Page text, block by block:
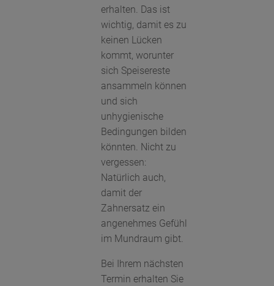
erhalten. Das ist
wichtig, damit es zu
keinen Lücken
kommt, worunter
sich Speisereste
ansammeln können
und sich
unhygienische
Bedingungen bilden
könnten. Nicht zu
vergessen:
Natürlich auch,
damit der
Zahnersatz ein
angenehmes Gefühl
im Mundraum gibt.
Bei Ihrem nächsten
Termin erhalten Sie